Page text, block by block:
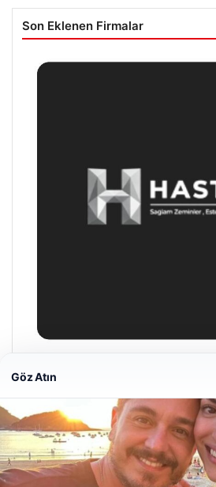
Mansur Yavaş’tan Ata Çiftliği’ne
bekliyorum’
Hastaş Beton
05/26/2026
Web sitemizi nasıl kullandığınızı daha
Göz Atın